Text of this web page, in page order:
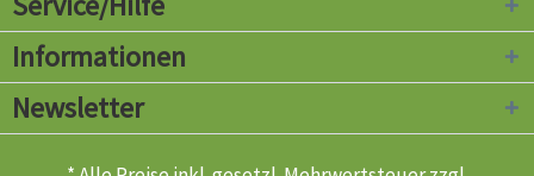
Informationen
Newsletter